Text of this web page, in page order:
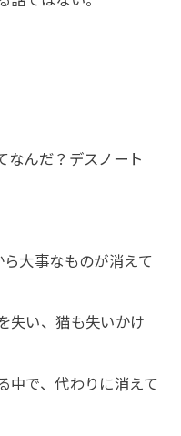
なんだ？デスノート
大事なものが消えて
失い、猫も失いかけ
中で、代わりに消えて